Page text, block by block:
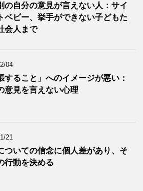
の自分の意見が言えない人：サイ
ベビー、挙手ができない子どもた
会人まで
04
すること」へのイメージが悪い：
意見を言えない心理
21
ついての信念に個人差があり、そ
行動を決める